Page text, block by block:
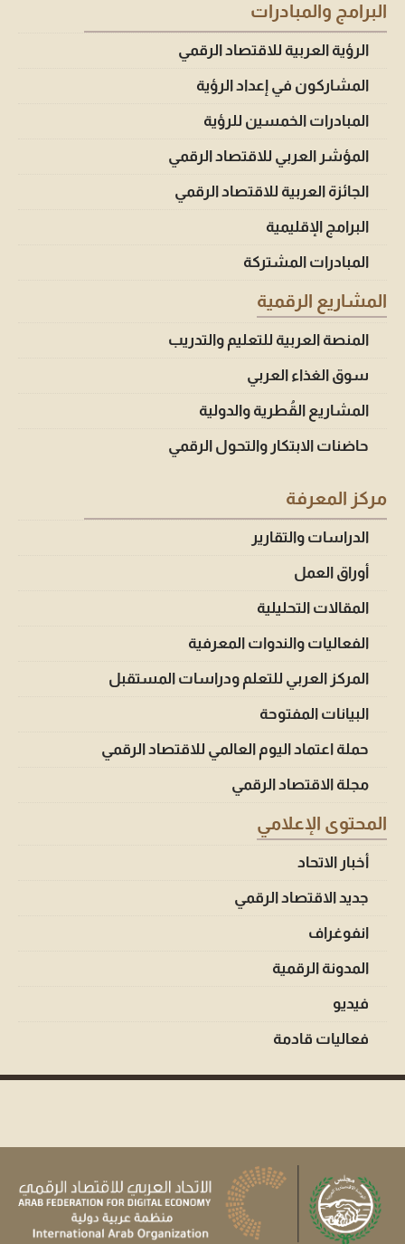
البرامج والمبادرات
الرؤية العربية للاقتصاد الرقمي
المشاركون في إعداد الرؤية
المبادرات الخمسين للرؤية
المؤشر العربي للاقتصاد الرقمي
الجائزة العربية للاقتصاد الرقمي
البرامج الإقليمية
المبادرات المشتركة
المشاريع الرقمية
المنصة العربية للتعليم والتدريب
سوق الغذاء العربي
المشاريع القُطرية والدولية
حاضنات الابتكار والتحول الرقمي
مركز المعرفة
الدراسات والتقارير
أوراق العمل
المقالات التحليلية
الفعاليات والندوات المعرفية
المركز العربي للتعلم ودراسات المستقبل
البيانات المفتوحة
حملة اعتماد اليوم العالمي للاقتصاد الرقمي
مجلة الاقتصاد الرقمي
المحتوى الإعلامي
أخبار الاتحاد
جديد الاقتصاد الرقمي
انفوغراف
المدونة الرقمية
فيديو
فعاليات قادمة